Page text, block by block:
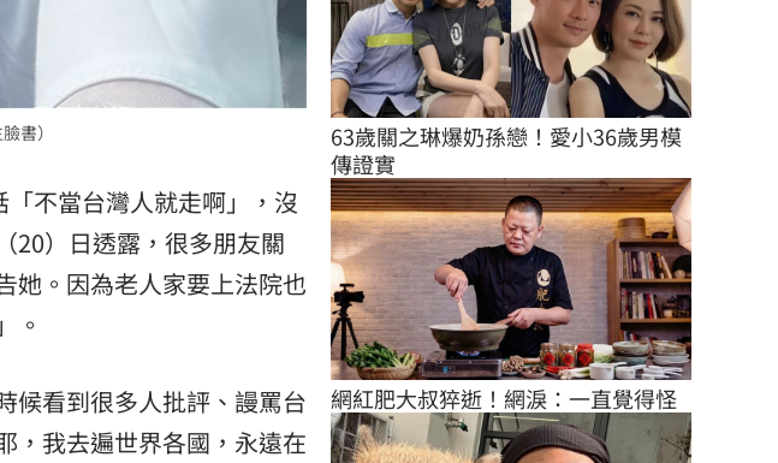
書）
不當台灣人就走啊」，沒
20）日透露，很多朋友關
她。因為老人家要上法院也
。
候看到很多人批評、謾罵台
，我去遍世界各國，永遠在
63歲關之琳爆奶孫戀！愛小36歲男模
傳證實
網紅肥大叔猝逝！網淚：一直覺得怪